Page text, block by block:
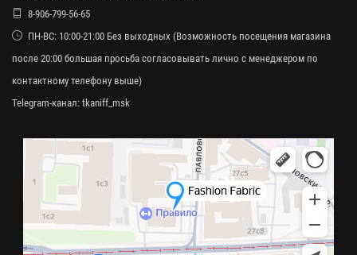
8-906-799-56-65
ПН-ВС: 10:00-21:00 Без выходных (Возможность посещения магазина
после 20:00 большая просьба согласовывать лично с менеджером по
контактному телефону выше)
Telegram-канал: tkaniff_msk